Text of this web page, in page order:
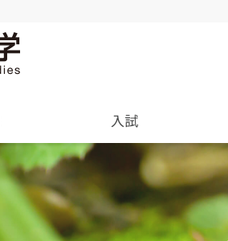
基本情報
教員・研究者一覧
公募情報
成績評価・卒業認定・学位
経営学部
入試
過去の入試結果
入学を決めた理由(先輩の声)
通学等
学生生活サポート(相談、健康管
就職･進学実績
学内企業説明会の申し込み
卒業生